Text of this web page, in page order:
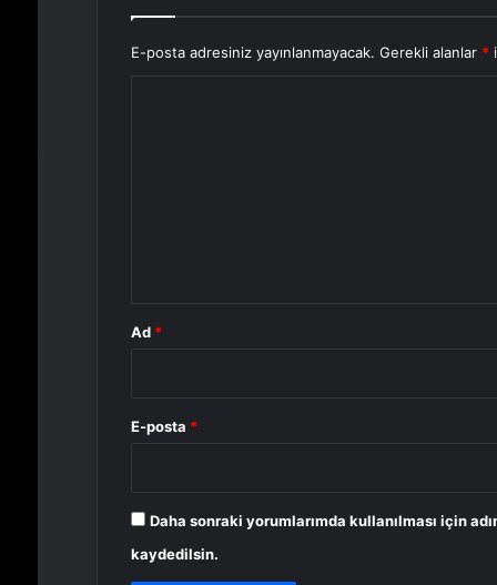
E-posta adresiniz yayınlanmayacak. Gerekli alanlar *
Ad *
E-posta *
Daha sonraki yorumlarımda kullanılması için
kaydedilsin.